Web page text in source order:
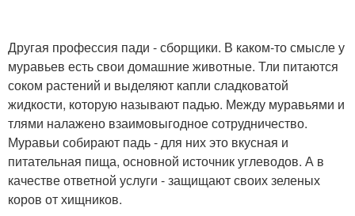
Другая профессия пади - сборщики. В каком-то смысле у
муравьев есть свои домашние животные. Тли питаются
соком растений и выделяют капли сладковатой
жидкости, которую называют падью. Между муравьями и
тлями налажено взаимовыгодное сотрудничество.
Муравьи собирают падь - для них это вкусная и
питательная пища, основной источник углеводов. А в
качестве ответной услуги - защищают своих зеленых
коров от хищников.